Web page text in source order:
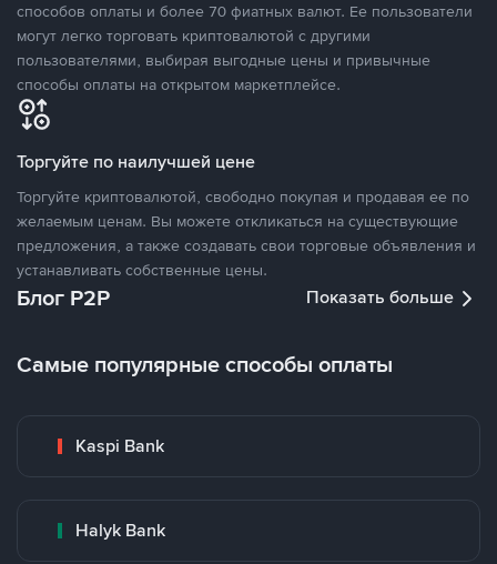
способов оплаты и более 70 фиатных валют. Ее пользователи
могут легко торговать криптовалютой с другими
пользователями, выбирая выгодные цены и привычные
способы оплаты на открытом маркетплейсе.
Торгуйте по наилучшей цене
Торгуйте криптовалютой, свободно покупая и продавая ее по
желаемым ценам. Вы можете откликаться на существующие
предложения, а также создавать свои торговые объявления и
устанавливать собственные цены.
Блог P2P Показать больше
Самые популярные способы оплаты
Kaspi Bank
Halyk Bank